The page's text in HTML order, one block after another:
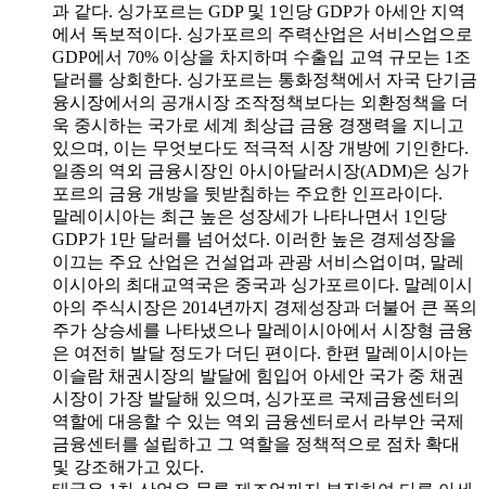
과 같다. 싱가포르는 GDP 및 1인당 GDP가 아세안 지역
에서 독보적이다. 싱가포르의 주력산업은 서비스업으로
GDP에서 70% 이상을 차지하며 수출입 교역 규모는 1조
달러를 상회한다. 싱가포르는 통화정책에서 자국 단기금
융시장에서의 공개시장 조작정책보다는 외환정책을 더
욱 중시하는 국가로 세계 최상급 금융 경쟁력을 지니고
있으며, 이는 무엇보다도 적극적 시장 개방에 기인한다.
일종의 역외 금융시장인 아시아달러시장(ADM)은 싱가
포르의 금융 개방을 뒷받침하는 주요한 인프라이다.
말레이시아는 최근 높은 성장세가 나타나면서 1인당
GDP가 1만 달러를 넘어섰다. 이러한 높은 경제성장을
이끄는 주요 산업은 건설업과 관광 서비스업이며, 말레
이시아의 최대교역국은 중국과 싱가포르이다. 말레이시
아의 주식시장은 2014년까지 경제성장과 더불어 큰 폭의
주가 상승세를 나타냈으나 말레이시아에서 시장형 금융
은 여전히 발달 정도가 더딘 편이다. 한편 말레이시아는
이슬람 채권시장의 발달에 힘입어 아세안 국가 중 채권
시장이 가장 발달해 있으며, 싱가포르 국제금융센터의
역할에 대응할 수 있는 역외 금융센터로서 라부안 국제
금융센터를 설립하고 그 역할을 정책적으로 점차 확대
및 강조해가고 있다.